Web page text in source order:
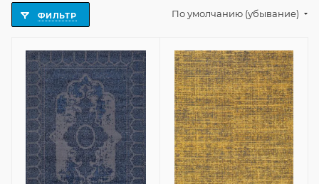
ФИЛЬТР По умолчанию (убывание)